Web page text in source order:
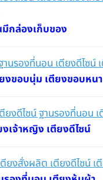
กล่องเก็บของ
งขอบนุ่ม เตียงขอบหนา
งเจ้าหญิง เตียงดีไซน์